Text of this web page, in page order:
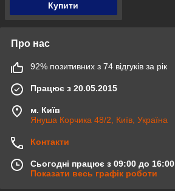
Купити
Про нас
92% позитивних з 74 відгуків за рік
Працює з 20.05.2015
м. Київ
Януша Корчика 48/2, Київ, Україна
Контакти
Сьогодні працює з 09:00 до 16:00
Показати весь графік роботи